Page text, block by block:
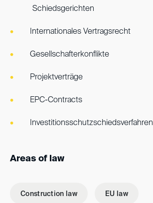
Schiedsgerichten
Internationales Vertragsrecht
Gesellschafterkonflikte
Projektverträge
EPC-Contracts
Investitionsschutzschiedsverfahren
Areas of law
Construction law EU law